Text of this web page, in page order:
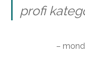
profi
–